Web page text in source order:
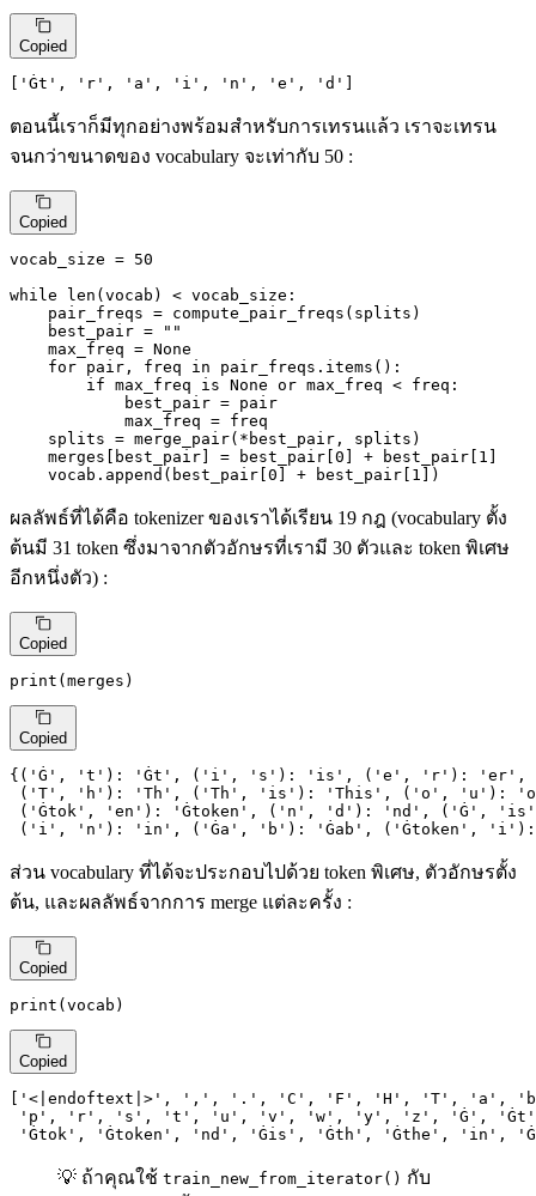
Copied
[ 'Ġt' , 'r' , 'a' , 'i' , 'n' , 'e' , 'd' ]
ตอนนี้เราก็มีทุกอย่างพร้อมสำหรับการเทรนแล้ว เราจะเทรน
จนกว่าขนาดของ vocabulary จะเท่ากับ 50 :
Copied
vocab_size = 50
while
len (vocab) < vocab_size:
    pair_freqs = compute_pair_freqs(splits)
    best_pair =
""
    max_freq =
None
for pair, freq in pair_freqs.items():
if max_freq is None or max_freq < freq:
            best_pair = pair
            max_freq = freq
    splits = merge_pair(*best_pair, splits)
    merges[best_pair] = best_pair[
0 ] + best_pair[ 1
    vocab.append(best_pair[
0 ] + best_pair[ 1 ])
ผลลัพธ์ที่ได้คือ tokenizer ของเราได้เรียน 19 กฎ (vocabulary ตั้ง
ต้นมี 31 token ซึ่งมาจากตัวอักษรที่เรามี 30 ตัวและ token พิเศษ
อีกหนึ่งตัว) :
Copied
print (merges)
Copied
{( 'Ġ' , 't' ): 'Ġt' , ( 'i' , 's' ): 'is' , ( 'e' , 'r' ): 'er' ,
( 'T' , 'h' ): 'Th' , ( 'Th' , 'is' ): 'This' , ( 'o' , 'u' ):
( 'Ġtok' , 'en' ): 'Ġtoken' , ( 'n' , 'd' ): 'nd' , ( 'Ġ' ,
'is'
( 'i' , 'n' ): 'in' , ( 'Ġa' , 'b' ): 'Ġab' , ( 'Ġtoken' , 'i'
ส่วน vocabulary ที่ได้จะประกอบไปด้วย token พิเศษ, ตัวอักษรตั้ง
ต้น, และผลลัพธ์จากการ merge แต่ละครั้ง :
Copied
print (vocab)
Copied
'<|endoftext|>' , ',' , '.' , 'C' , 'F' , 'H' , 'T' , 'a' ,
'p' , 'r' , 's' , 't' , 'u' , 'v' , 'w' , 'y' , 'z' , 'Ġ' ,
'Ġt'
'Ġtok' , 'Ġtoken' , 'nd' , 'Ġis' , 'Ġth' , 'Ġthe' , 'in' ,
💡 ถ้าคุณใช้ train_new_from_iterator() กับ